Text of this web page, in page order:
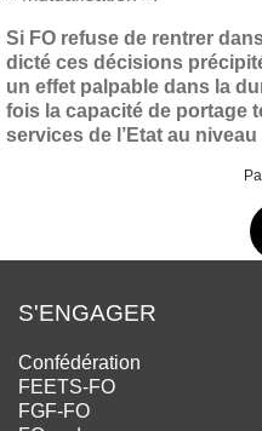
Si FO refuse de rentrer
dicté ces décisions
un effet palpable dans la
fois la capacité de portage
services de l’Etat au
S'ENGAGER
Confédération
FEETS-FO
FGF-FO